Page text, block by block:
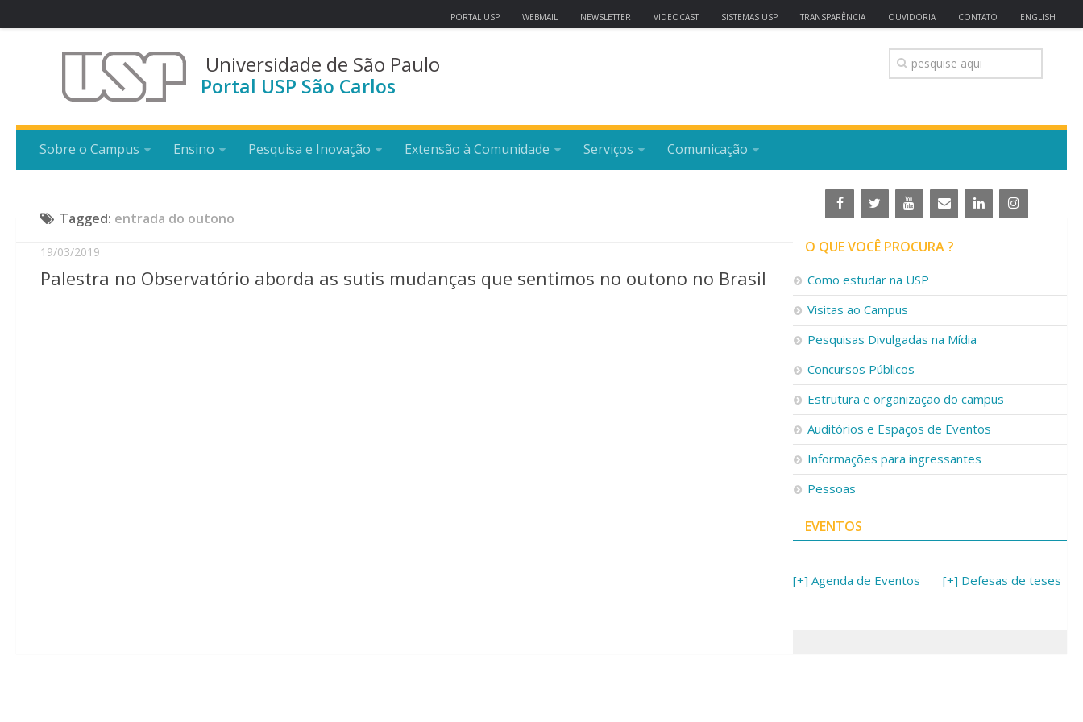
PORTAL USP WEBMAIL NEWSLETTER VIDEOCAST SISTEMAS USP TRANSPARÊNCIA OUVIDORIA CONTATO ENGLISH
Universidade de São Paulo
Portal USP São Carlos
Sobre o Campus Ensino Pesquisa e Inovação Extensão à Comunidade Serviços Comunicação
Tagged: entrada do outono
19/03/2019
Palestra no Observatório aborda as sutis mudanças que sentimos no outono no Brasil
O QUE VOCÊ PROCURA ?
Como estudar na USP
Visitas ao Campus
Pesquisas Divulgadas na Mídia
Concursos Públicos
Estrutura e organização do campus
Auditórios e Espaços de Eventos
Informações para ingressantes
Pessoas
EVENTOS
[+] Agenda de Eventos [+] Defesas de teses